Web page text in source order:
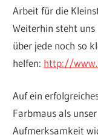
Arbeit für die
Weiterhin steht
über jede noch so
helfen: http://
Auf ein
Farbmaus als
Aufmerksamkeit